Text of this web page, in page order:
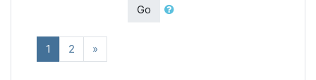
Go
1 (current)
2 »